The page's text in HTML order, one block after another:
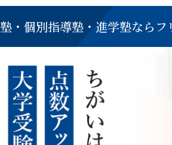
塾・個別指導塾・進学塾ならフ